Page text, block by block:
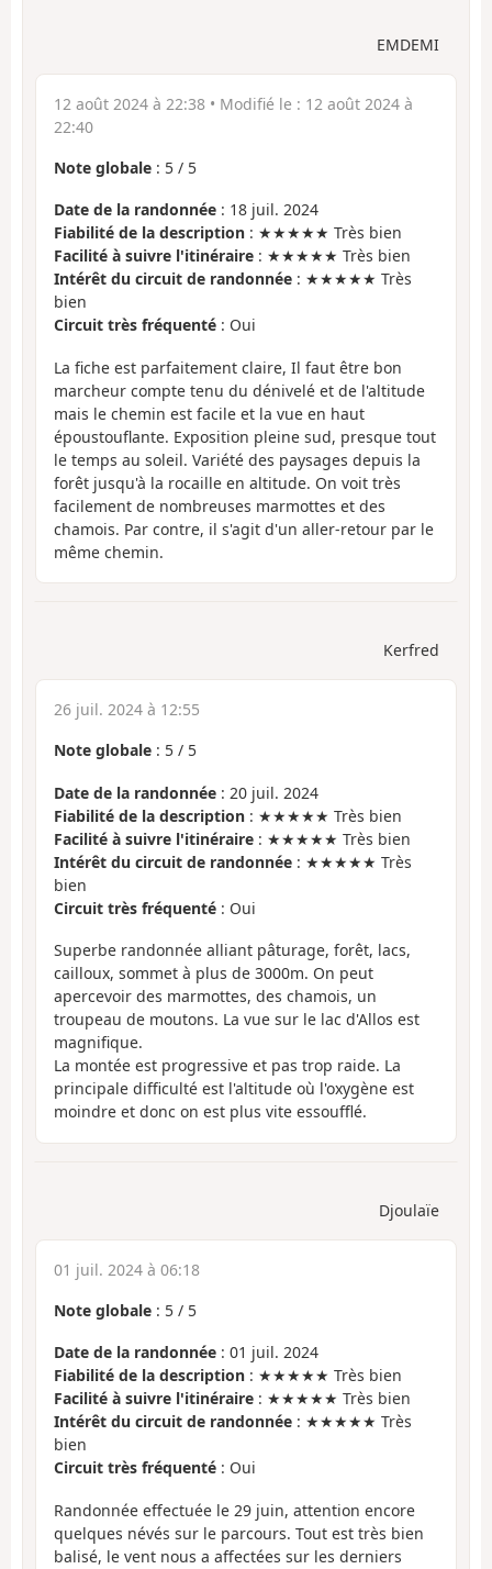
EMDEMI
12 août 2024 à 22:38 • Modifié le : 12 août 2024 à
22:40
Note globale : 5 / 5
Date de la randonnée : 18 juil. 2024
Fiabilité de la description : ★★★★★ Très bien
Facilité à suivre l'itinéraire : ★★★★★ Très bien
Intérêt du circuit de randonnée : ★★★★★ Très
bien
Circuit très fréquenté : Oui
La fiche est parfaitement claire, Il faut être bon
marcheur compte tenu du dénivelé et de l'altitude
mais le chemin est facile et la vue en haut
époustouflante. Exposition pleine sud, presque tout
le temps au soleil. Variété des paysages depuis la
forêt jusqu'à la rocaille en altitude. On voit très
facilement de nombreuses marmottes et des
chamois. Par contre, il s'agit d'un aller-retour par le
même chemin.
Kerfred
26 juil. 2024 à 12:55
Note globale : 5 / 5
Date de la randonnée : 20 juil. 2024
Fiabilité de la description : ★★★★★ Très bien
Facilité à suivre l'itinéraire : ★★★★★ Très bien
Intérêt du circuit de randonnée : ★★★★★ Très
bien
Circuit très fréquenté : Oui
Superbe randonnée alliant pâturage, forêt, lacs,
cailloux, sommet à plus de 3000m. On peut
apercevoir des marmottes, des chamois, un
troupeau de moutons. La vue sur le lac d'Allos est
magnifique.
La montée est progressive et pas trop raide. La
principale difficulté est l'altitude où l'oxygène est
moindre et donc on est plus vite essoufflé.
Djoulaïe
01 juil. 2024 à 06:18
Note globale : 5 / 5
Date de la randonnée : 01 juil. 2024
Fiabilité de la description : ★★★★★ Très bien
Facilité à suivre l'itinéraire : ★★★★★ Très bien
Intérêt du circuit de randonnée : ★★★★★ Très
bien
Circuit très fréquenté : Oui
Randonnée effectuée le 29 juin, attention encore
quelques névés sur le parcours. Tout est très bien
balisé, le vent nous a affectées sur les derniers